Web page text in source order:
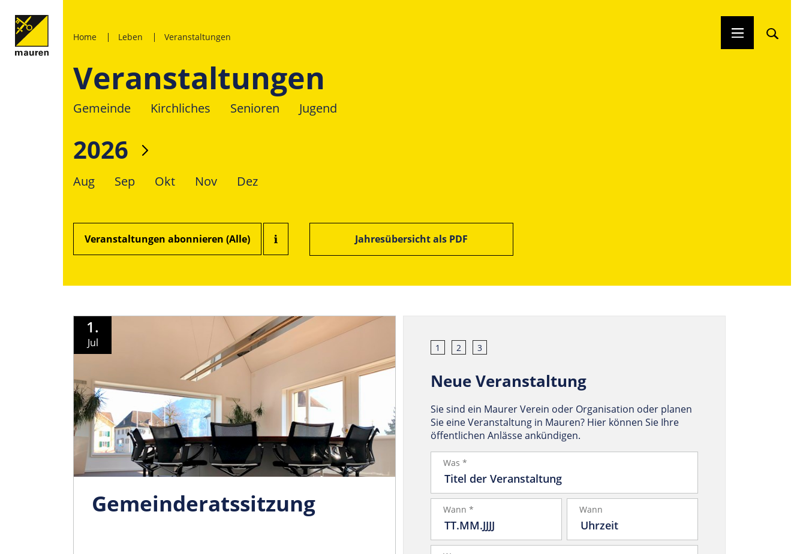
Home Leben Veranstaltungen
Veranstaltungen
Gemeinde Kirchliches Senioren Jugend
2026
Aug Sep Okt Nov Dez
Veranstaltungen abonnieren (Alle) Jahresübersicht als PDF
1.
Jul
Gemeinder­atssitzung
1 2 3
Neue Veranstaltung
Sie sind ein Maurer Verein oder Organisation oder planen
Sie eine Veranstaltung in Mauren? Hier können Sie Ihre
öffentlichen Anlässe ankündigen.
Was *
Wann * Wann